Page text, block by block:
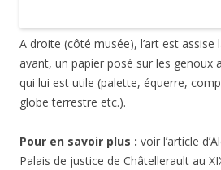
A droite (côté musée), l’art est assise
avant, un papier posé sur les genoux
qui lui est utile (palette, équerre,
globe terrestre etc.).
Pour en savoir plus : voir l’article
Palais de justice de Châtellerault au